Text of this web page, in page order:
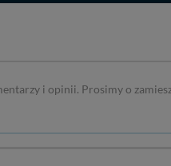
i opinii. Prosimy o